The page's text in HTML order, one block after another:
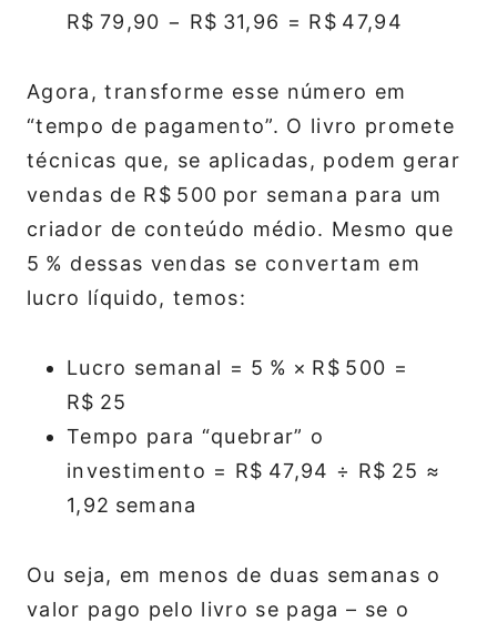
R$ 79,90 − R$ 31,96 = R$ 47,94
Agora, transforme esse número em
“tempo de pagamento”. O livro promete
técnicas que, se aplicadas, podem gerar
vendas de R$ 500 por semana para um
criador de conteúdo médio. Mesmo que
5 % dessas vendas se convertam em
lucro líquido, temos:
Lucro semanal = 5 % × R$ 500 =
R$ 25
Tempo para “quebrar” o
investimento = R$ 47,94 ÷ R$ 25 ≈
1,92 semana
Ou seja, em menos de duas semanas o
valor pago pelo livro se paga – se o